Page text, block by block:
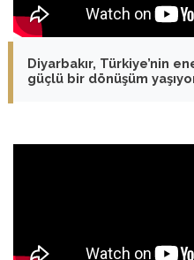
Diyarbakır, Türkiye’nin
güçlü bir dönüşüm